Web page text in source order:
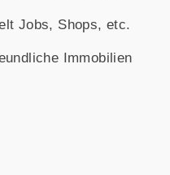
Jobs, Shops, etc.
Immobilien